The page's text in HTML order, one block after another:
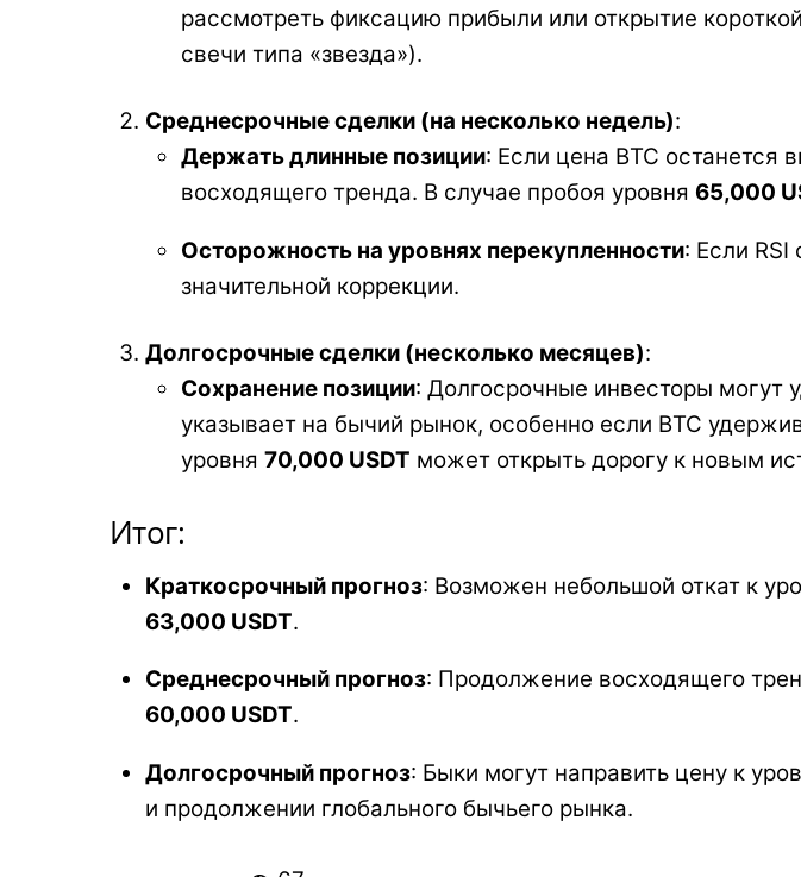
рассмотреть фиксацию прибыли или открытие
свечи типа «звезда»).
Среднесрочные сделки (на несколько недель):
Держать длинные позиции: Если цена BTC останется
восходящего тренда. В случае пробоя уровня 65,000
Осторожность на уровнях перекупленности: Если RSI
значительной коррекции.
Долгосрочные сделки (несколько месяцев):
Сохранение позиции: Долгосрочные инвесторы могут
указывает на бычий рынок, особенно если BTC
уровня70,000 USDT может открыть дорогу к новым
Итог:
Краткосрочный прогноз: Возможен небольшой откат к
63,000 USDT.
Среднесрочный прогноз: Продолжение восходящего
60,000 USDT.
Долгосрочный прогноз: Быки могут направить цену к
и продолжении глобального бычьего рынка.